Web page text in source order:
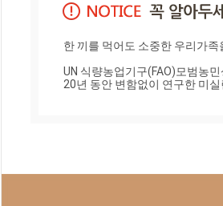
한 끼를 먹어도 소중한 우리가
UN 식량농업기구(FAO)모범농
20년 동안 변함없이 연구한 미